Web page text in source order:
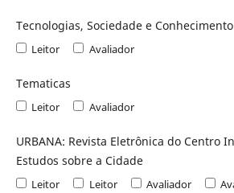
Tecnologias, Sociedade e Conhecimento
Leitor Avaliador
Tematicas
Leitor Avaliador
URBANA: Revista Eletrônica do Centro
Estudos sobre a Cidade
Leitor Leitor Avaliador